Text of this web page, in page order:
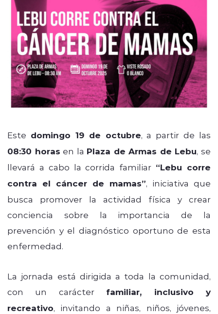
Este domingo 19 de octubre, a partir de las
08:30 horas en la Plaza de Armas de Lebu, se
llevará a cabo la corrida familiar “Lebu corre
contra el cáncer de mamas”, iniciativa que
busca promover la actividad física y crear
conciencia sobre la importancia de la
prevención y el diagnóstico oportuno de esta
enfermedad.
La jornada está dirigida a toda la comunidad,
con un carácter familiar, inclusivo y
recreativo, invitando a niñas, niños, jóvenes,